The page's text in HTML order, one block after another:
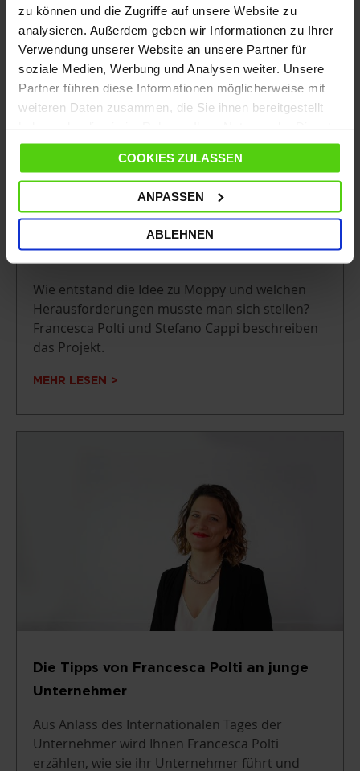
zu können und die Zugriffe auf unsere Website zu
analysieren. Außerdem geben wir Informationen zu Ihrer
Verwendung unserer Website an unsere Partner für
soziale Medien, Werbung und Analysen weiter. Unsere
Partner führen diese Informationen möglicherweise mit
weiteren Daten zusammen, die Sie ihnen bereitgestellt
gesammelt haben.
COOKIES ZULASSEN
ANPASSEN
ABLEHNEN
Moppy: Wie hat die Evolution der
Reinigung begonnen
Wie entstand die Idee zu Moppy und welchen
Herausforderungen musste man sich stellen?
Francesca Polti und Stefano Cappi beschreiben
das Projekt.
MEHR LESEN
Die Tipps von Francesca Polti an junge
Unternehmer
Aus Anlass des Internationalen Tages der
Unternehmer wird Ihnen Francesca Polti
erzählen, wie sie ihr Unternehmer führt und